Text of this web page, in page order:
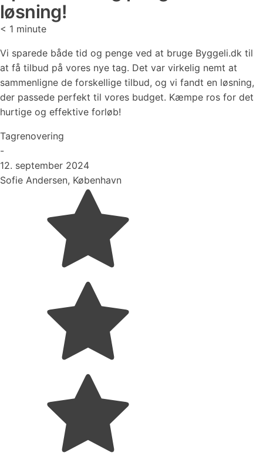
løsning!
< 1 minute
Vi sparede både tid og penge ved at bruge Byggeli.dk til
at få tilbud på vores nye tag. Det var virkelig nemt at
sammenligne de forskellige tilbud, og vi fandt en løsning,
der passede perfekt til vores budget. Kæmpe ros for det
hurtige og effektive forløb!
Tagrenovering
-
12. september 2024
Sofie Andersen, København